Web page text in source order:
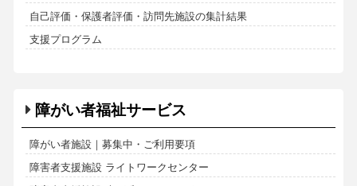
自己評価・保護者評価・訪問先施設の集計結果
支援プログラム
障がい者福祉サービス
障がい者施設｜募集中・ご利用要項
障害者支援施設 ライトワークセンター